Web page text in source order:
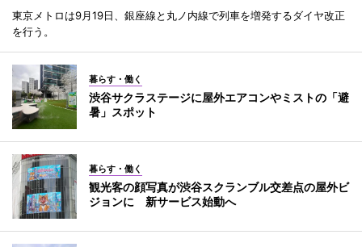
東京メトロは9月19日、銀座線と丸ノ内線で列車を増発するダイヤ改正
を行う。
暮らす・働く
渋谷サクラステージに屋外エアコンやミストの「避
暑」スポット
暮らす・働く
観光客の顔写真が渋谷スクランブル交差点の屋外ビ
ジョンに 新サービス始動へ